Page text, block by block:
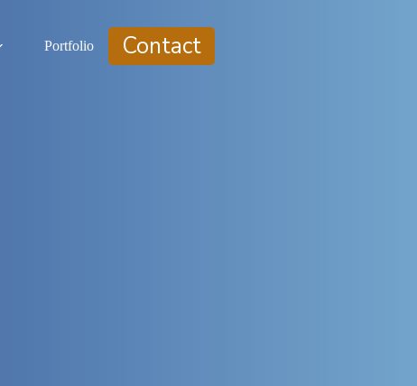
Portfolio Contact